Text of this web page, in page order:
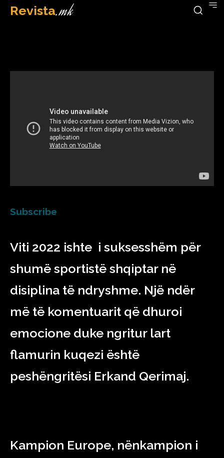
Revista.mk
January 1, 2023
Subscribe
Viti 2022 ishte i suksesshëm për
shumë sportistë shqiptar në
disiplina të ndryshme. Një ndër
më të komentuarit që dhuroi
emocione duke ngritur lart
flamurin kuqezi është
peshëngritësi Erkand Qerimaj.
Kampion Europe, nënkampion i